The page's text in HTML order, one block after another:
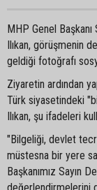
MHP Genel
Ilıkan, görüşmenin
geldiği fotoğrafı
Ziyaretin ardından
Türk siyasetindeki
Ilıkan, şu ifadeleri
"Bilgeliği, devlet
müstesna bir yere
Başkanımız Sayın